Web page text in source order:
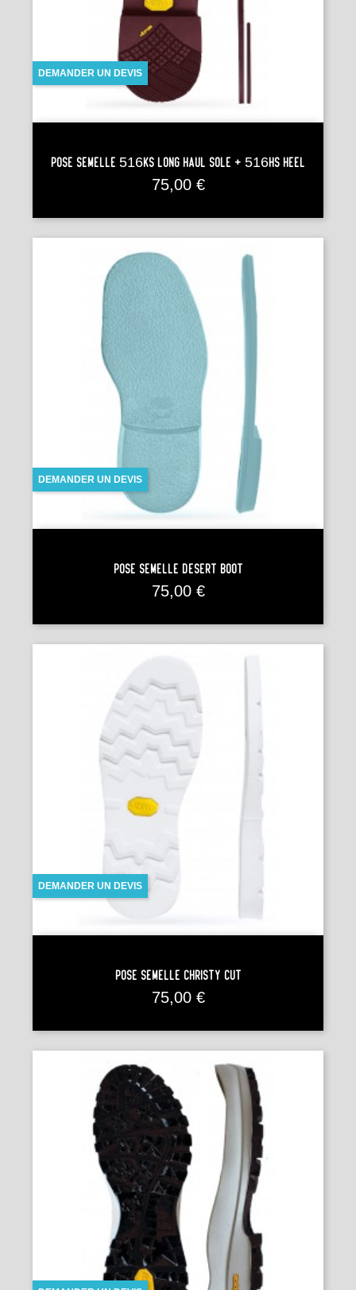
Pose Semelle 516KS LONG HAUL SOLE + 516HS HEEL
Prix
75,00 €
DEMANDER UN DEVIS
Pose Semelle DESERT BOOT
Prix
75,00 €
DEMANDER UN DEVIS
Pose Semelle CHRISTY CUT
Prix
75,00 €
DEMANDER UN DEVIS